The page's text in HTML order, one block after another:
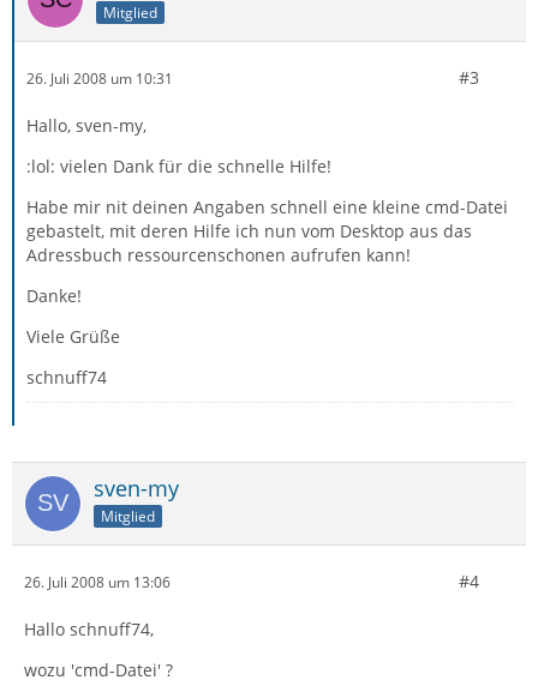
Mitglied
26. Juli 2008 um 10:31 #3
Hallo, sven-my,
:lol: vielen Dank für die schnelle Hilfe!
Habe mir nit deinen Angaben schnell eine kleine cmd-Datei
gebastelt, mit deren Hilfe ich nun vom Desktop aus das
Adressbuch ressourcenschonen aufrufen kann!
Danke!
Viele Grüße
schnuff74
sven-my
Mitglied
26. Juli 2008 um 13:06 #4
Hallo schnuff74,
wozu 'cmd-Datei' ?